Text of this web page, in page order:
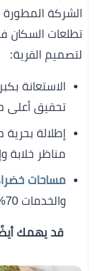
الشركة
تطلعات السكان
لتصميم القرية:
الاستعانة
تحقيق أعلى
مناظر خلابة
مساحات
والخدمات 70%، مما يضمن بيئة مريحة.
قد يهمك